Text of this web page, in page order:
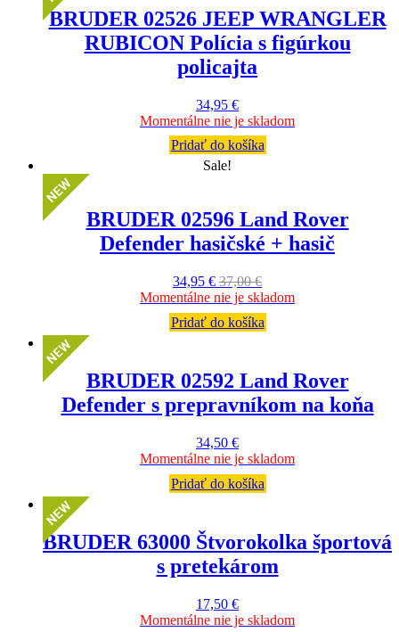
BRUDER 02526 JEEP WRANGLER
RUBICON Polícia s figúrkou
policajta
34,95 €
Momentálne nie je skladom
Pridať do košíka
Sale!
BRUDER 02596 Land Rover
Defender hasičské + hasič
34,95 € 37,00€
Momentálne nie je skladom
Pridať do košíka
BRUDER 02592 Land Rover
Defender s prepravníkom na koňa
34,50 €
Momentálne nie je skladom
Pridať do košíka
BRUDER 63000 Štvorokolka športová
s pretekárom
17,50 €
Momentálne nie je skladom